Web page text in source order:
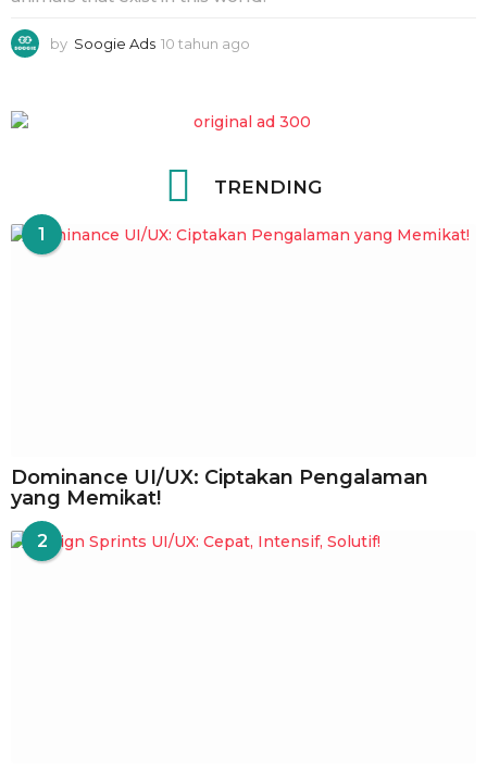
by Soogie Ads 10 tahun ago
a
g
TRENDING
1
Dominance UI/UX: Ciptakan Pengalaman
yang Memikat!
2